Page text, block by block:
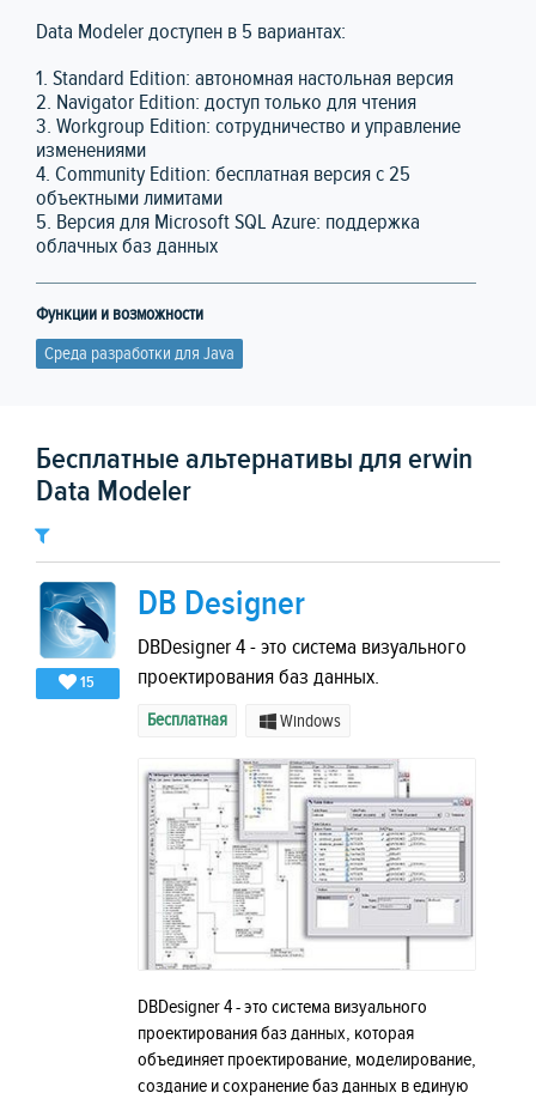
Data Modeler доступен в 5 вариантах:
1. Standard Edition: автономная настольная версия
2. Navigator Edition: доступ только для чтения
3. Workgroup Edition: сотрудничество и управление
изменениями
4. Community Edition: бесплатная версия с 25
объектными лимитами
5. Версия для Microsoft SQL Azure: поддержка
облачных баз данных
Функции и возможности
Среда разработки для Java
Бесплатные альтернативы для erwin
Data Modeler
15
DB Designer
DBDesigner 4 - это система визуального
проектирования баз данных.
Бесплатная Windows
DBDesigner 4 - это система визуального
проектирования баз данных, которая
объединяет проектирование, моделирование,
создание и сохранение баз данных в единую